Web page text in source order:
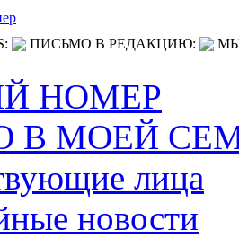
ПИСЬМО В РЕДАКЦИЮ:
НОМЕР
В МОЕЙ
лица
новости